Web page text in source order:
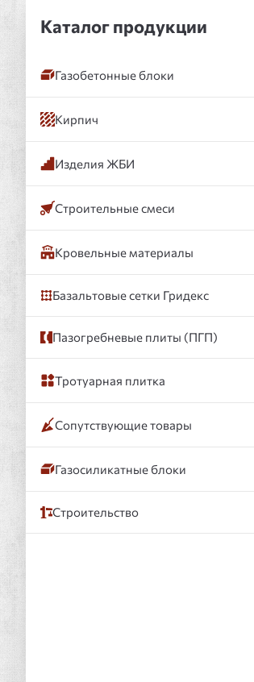
Каталог продукции
Газобетонные блоки
Кирпич
Изделия ЖБИ
Строительные смеси
Кровельные материалы
Базальтовые сетки Гридекс
Пазогребневые плиты (ПГП)
Тротуарная плитка
Сопутствующие товары
Газосиликатные блоки
Строительство